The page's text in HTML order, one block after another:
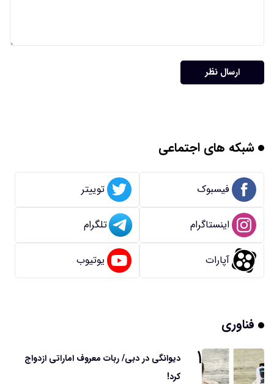
ارسال نظر
شبکه های اجتماعی
فیسبوک توییتر
اینستاگرام تلگرام
آپارات یوتیوب
فناوری
۱
دیوانگی در دبی/ ربات معروف اماراتی ازدواج
کرد!